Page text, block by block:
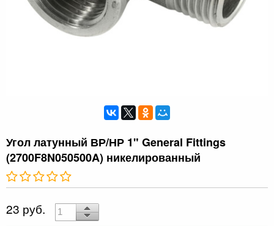
Угол латунный ВР/НР 1" General Fittings
(2700F8N050500A) никелированный
23 руб.